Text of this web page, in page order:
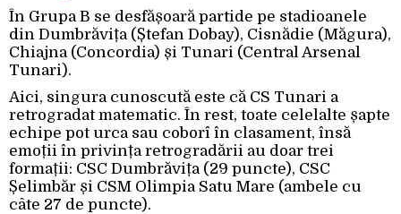
În Grupa B se desfășoară partide pe stadioanele
din Dumbrăvița (Ștefan Dobay), Cisnădie (Măgura),
Chiajna (Concordia) și Tunari (Central Arsenal
Tunari).
Aici, singura cunoscută este că CS Tunari a
retrogradat matematic. În rest, toate celelalte șapte
echipe pot urca sau coborî în clasament, însă
emoții în privința retrogradării au doar trei
formații: CSC Dumbrăvița (29 puncte), CSC
Șelimbăr și CSM Olimpia Satu Mare (ambele cu
câte 27 de puncte).